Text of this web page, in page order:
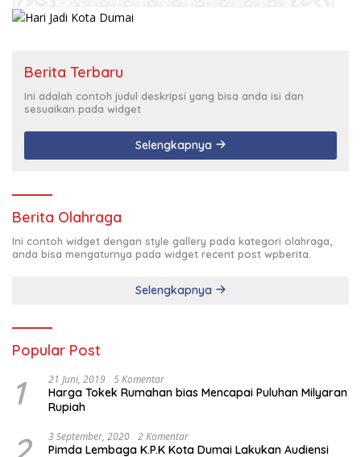
Berita Terbaru
Ini adalah contoh judul deskripsi yang bisa anda isi dan
sesuaikan pada widget
Selengkapnya
Berita Olahraga
Ini contoh widget dengan style gallery pada kategori olahraga,
anda bisa mengaturnya pada widget recent post wpberita.
Selengkapnya
Popular Post
1 21 Juni, 2019 5 Komentar
Harga Tokek Rumahan bias Mencapai Puluhan Milyaran
Rupiah
3 September, 2020 2 Komentar
Pimda Lembaga K.P.K Kota Dumai Lakukan Audiensi